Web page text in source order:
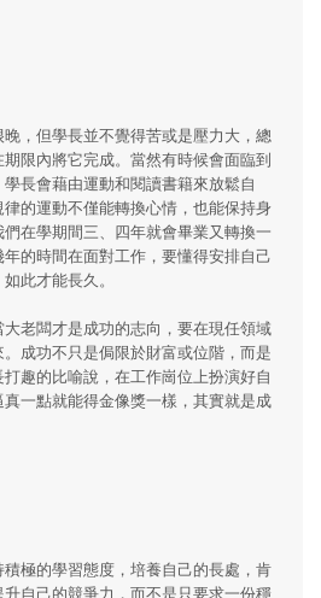
，但學長並不覺得苦或是壓力大，總
限內將它完成。當然有時候會面臨到
長會藉由運動和閱讀書籍來放鬆自
的運動不僅能轉換心情，也能保持身
在學期間三、四年就會畢業又轉換一
的時間在面對工作，要懂得安排自己
此才能長久。
老闆才是成功的志向，要在現任領域
成功不只是侷限於財富或位階，而是
趣的比喻說，在工作崗位上扮演好自
一點就能得金像獎一樣，其實就是成
極的學習態度，培養自己的長處，肯
自己的競爭力，而不是只要求一份穩